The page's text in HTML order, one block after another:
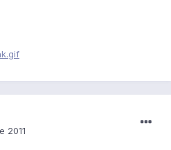
2011